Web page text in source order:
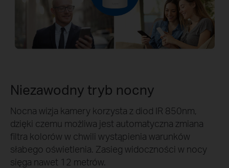
Niezawodny tryb nocny
Nocna wizja kamery korzysta z diod IR 850nm,
dzięki czemu możliwa jest automatyczna zmiana
filtra kolorów w chwili wystąpienia warunków
słabego oświetlenia. Zasieg widoczności w nocy
sięga nawet 12 metrów.